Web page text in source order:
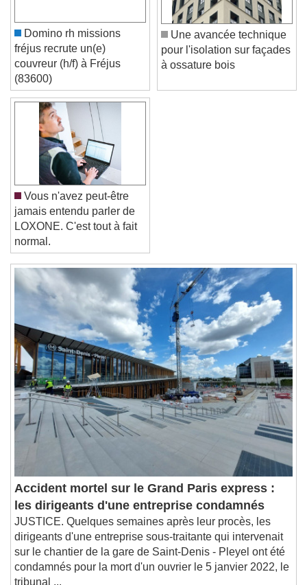
Font Size
Font Family
Reset
Done
Close Modal Dialog
End of dialog window.
Domino rh missions
fréjus recrute un(e)
couvreur (h/f) à Fréjus
(83600)
Une avancée technique
pour l'isolation sur façades
Vous n'avez peut-être
jamais entendu parler de
LOXONE. C'est tout à fait
normal.
Accident mortel sur le Grand Paris express :
les dirigeants d'une entreprise condamnés
JUSTICE. Quelques semaines après leur procès, les
dirigeants d'une entreprise sous-traitante qui intervenait
sur le chantier de la gare de Saint-Denis - Pleyel ont été
condamnés pour la mort d'un ouvrier le 5 janvier 2022, le